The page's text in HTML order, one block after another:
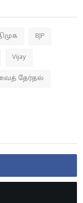
BJP
Vijay
தேர்தல்